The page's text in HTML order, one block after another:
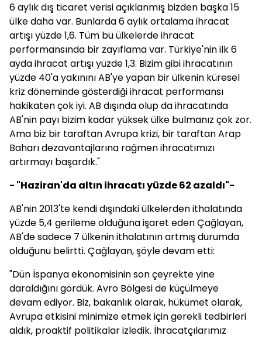
6 aylık dış ticaret verisi açıklanmış bizden başka 15
ülke daha var. Bunlarda 6 aylık ortalama ihracat
artışı yüzde 1,6. Tüm bu ülkelerde ihracat
performansında bir zayıflama var. Türkiye'nin ilk 6
ayda ihracat artışı yüzde 1,3. Bizim gibi ihracatının
yüzde 40'a yakınını AB'ye yapan bir ülkenin küresel
kriz döneminde gösterdiği ihracat performansı
hakikaten çok iyi. AB dışında olup da ihracatında
AB'nin payı bizim kadar yüksek ülke bulmanız çok zor.
Ama biz bir taraftan Avrupa krizi, bir taraftan Arap
Baharı dezavantajlarına rağmen ihracatımızı
artırmayı başardık."
- "Haziran'da altın ihracatı yüzde 62 azaldı"-
AB'nin 2013'te kendi dışındaki ülkelerden ithalatında
yüzde 5,4 gerileme olduğuna işaret eden Çağlayan,
AB'de sadece 7 ülkenin ithalatının artmış durumda
olduğunu belirtti. Çağlayan, şöyle devam etti:
"Dün İspanya ekonomisinin son çeyrekte yine
daraldığını gördük. Avro Bölgesi de küçülmeye
devam ediyor. Biz, bakanlık olarak, hükümet olarak,
Avrupa etkisini minimize etmek için gerekli tedbirleri
aldık, proaktif politikalar izledik. İhracatçılarımız